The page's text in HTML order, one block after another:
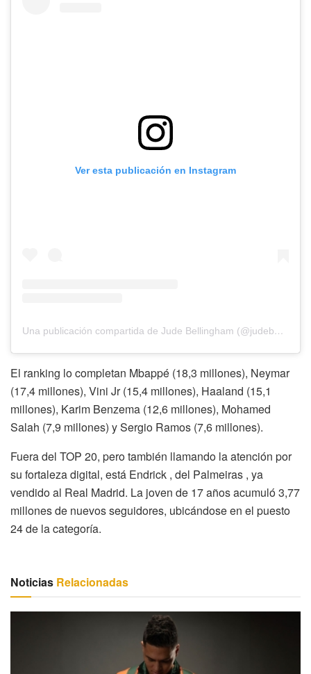
Ver esta publicación en Instagram
Una publicación compartida de Jude Bellingham (@judebellingham)
El ranking lo completan Mbappé (18,3 millones), Neymar
(17,4 millones), Vini Jr (15,4 millones), Haaland (15,1
millones), Karim Benzema (12,6 millones), Mohamed
Salah (7,9 millones) y Sergio Ramos (7,6 millones).
Fuera del TOP 20, pero también llamando la atención por
su fortaleza digital, está Endrick , del Palmeiras , ya
vendido al Real Madrid. La joven de 17 años acumuló 3,77
millones de nuevos seguidores, ubicándose en el puesto
24 de la categoría.
Noticias Relacionadas